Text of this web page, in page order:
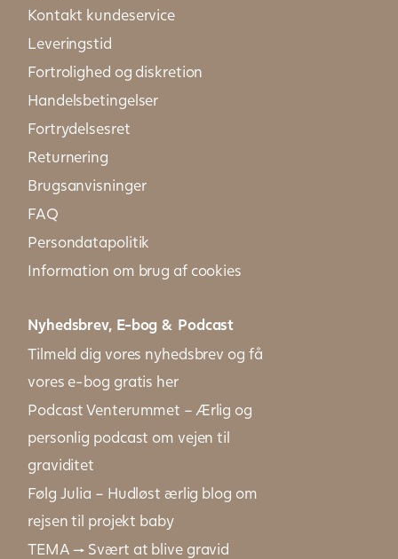
Kontakt kundeservice
Leveringstid
Fortrolighed og diskretion
Handelsbetingelser
Fortrydelsesret
Returnering
Brugsanvisninger
FAQ
Persondatapolitik
Information om brug af cookies
Nyhedsbrev, E-bog & Podcast
Tilmeld dig vores nyhedsbrev og få
vores e-bog gratis her
Podcast Venterummet – Ærlig og
personlig podcast om vejen til
graviditet
Følg Julia – Hudløst ærlig blog om
rejsen til projekt baby
TEMA → Svært at blive gravid